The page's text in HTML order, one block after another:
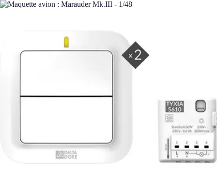
Remplacement Vitre
Remplacement Vitre